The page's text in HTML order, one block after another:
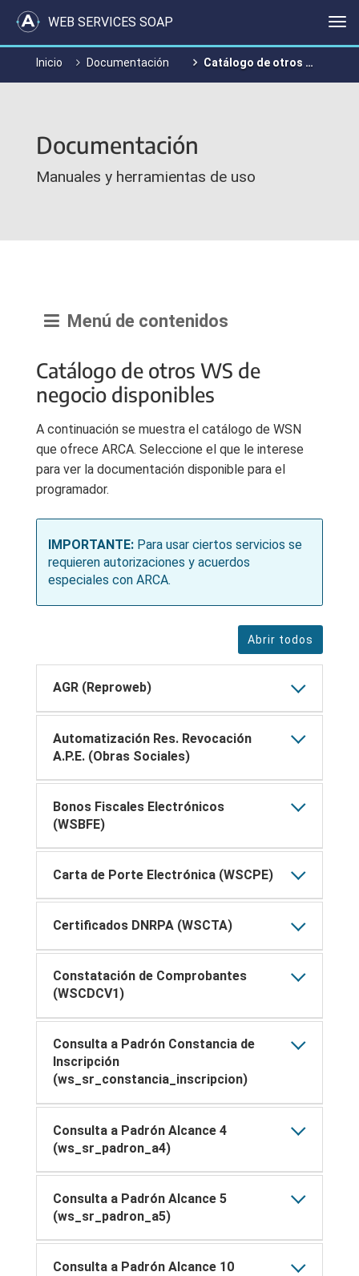
WEB SERVICES SOAP
Inicio Documentación Catálogo de otros WS de negocio disponibles
Documentación
Manuales y herramientas de uso
Menú de contenidos
Catálogo de otros WS de
negocio disponibles
A continuación se muestra el catálogo de WSN
que ofrece ARCA. Seleccione el que le interese
para ver la documentación disponible para el
programador.
IMPORTANTE: Para usar ciertos servicios se
requieren autorizaciones y acuerdos
especiales con ARCA.
Abrir todos
AGR (Reproweb)
Automatización Res. Revocación
A.P.E. (Obras Sociales)
Bonos Fiscales Electrónicos
(WSBFE)
Carta de Porte Electrónica (WSCPE)
Certificados DNRPA (WSCTA)
Constatación de Comprobantes
(WSCDCV1)
Consulta a Padrón Constancia de
Inscripción
(ws_sr_constancia_inscripcion)
Consulta a Padrón Alcance 4
(ws_sr_padron_a4)
Consulta a Padrón Alcance 5
(ws_sr_padron_a5)
Consulta a Padrón Alcance 10